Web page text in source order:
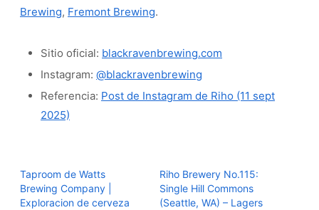
Brewing, Fremont Brewing.
Sitio oficial: blackravenbrewing.com
Instagram: @blackravenbrewing
Referencia: Post de Instagram de Riho (11 sept
2025)
Taproom de Watts
Brewing Company |
Exploracion de cerveza
Riho Brewery No.115:
Single Hill Commons
(Seattle, WA) – Lagers